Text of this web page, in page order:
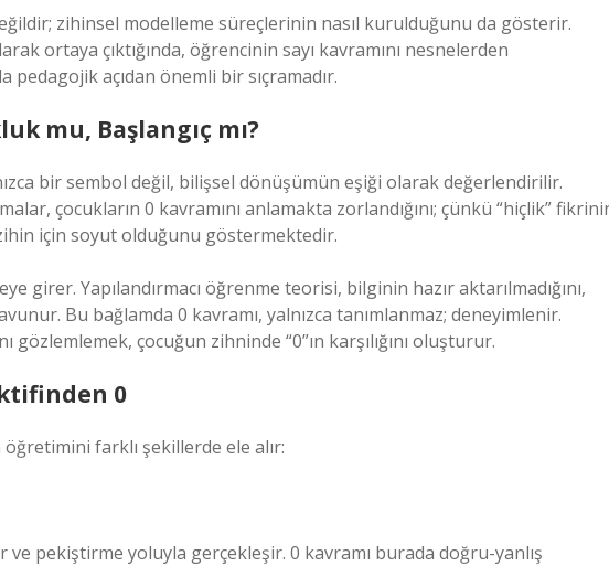
zihinsel modelleme süreçlerinin nasıl kurulduğunu da gösterir.
ortaya çıktığında, öğrencinin sayı kavramını nesnelerden
açıdan önemli bir sıçramadır.
mu, Başlangıç mı?
bir sembol değil, bilişsel dönüşümün eşiği olarak değerlendirilir.
çocukların 0 kavramını anlamakta zorlandığını; çünkü “hiçlik”
için soyut olduğunu göstermektedir.
girer. Yapılandırmacı öğrenme teorisi, bilginin hazır aktarılmadığını,
Bu bağlamda 0 kavramı, yalnızca tanımlanmaz; deneyimlenir.
gözlemlemek, çocuğun zihninde “0”ın karşılığını oluşturur.
0
farklı şekillerde ele alır:
ve pekiştirme yoluyla gerçekleşir. 0 kavramı burada doğru-yanlış